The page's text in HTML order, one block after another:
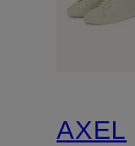
AXEL